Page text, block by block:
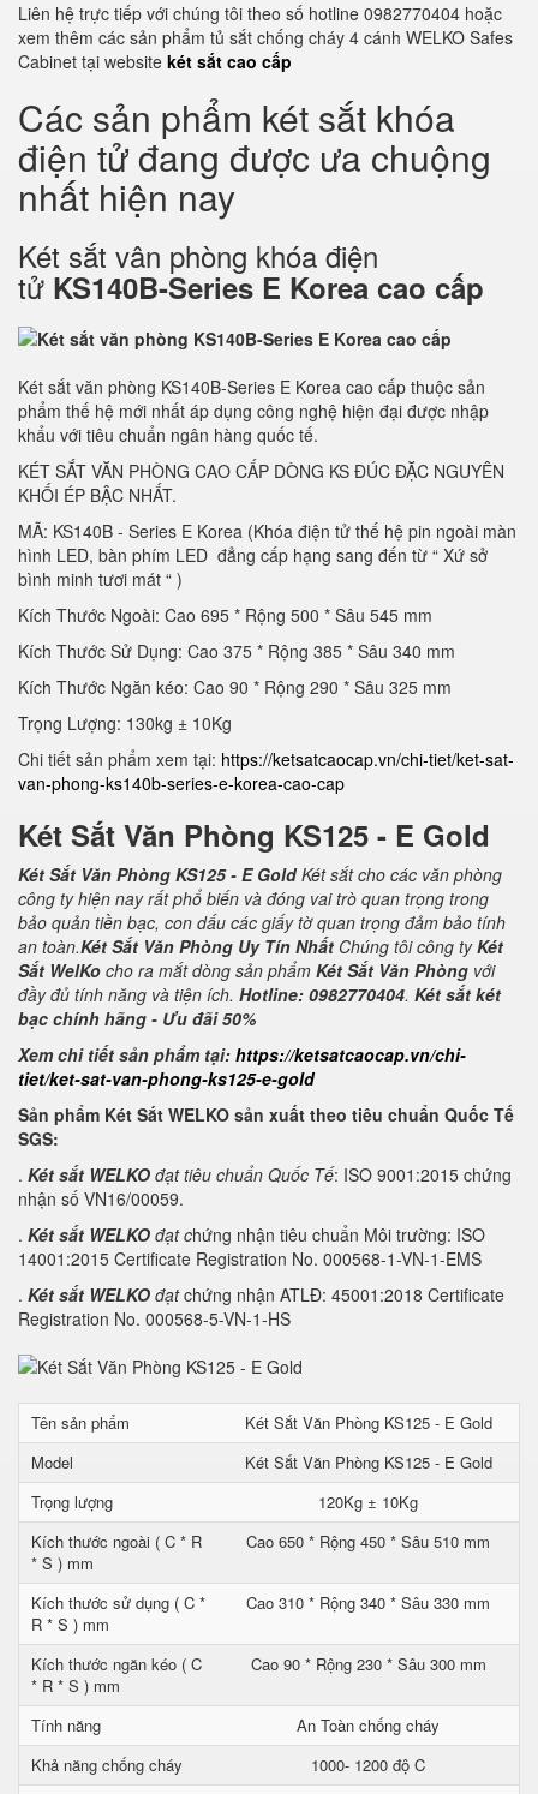
Liên hệ trực tiếp với chúng tôi theo số hotline 0982770404 hoặc
xem thêm các sản phẩm tủ sắt chống cháy 4 cánh WELKO Safes
Cabinet tại website két sắt cao cấp
Các sản phẩm két sắt khóa
điện tử đang được ưa chuộng
nhất hiện nay
Két sắt vân phòng khóa điện
tử KS140B-Series E Korea cao cấp
Két sắt văn phòng KS140B-Series E Korea cao cấp thuộc sản
phẩm thế hệ mới nhất áp dụng công nghệ hiện đại được nhập
khẩu với tiêu chuẩn ngân hàng quốc tế.
KÉT SẮT VĂN PHÒNG CAO CẤP DÒNG KS ĐÚC ĐẶC NGUYÊN
KHỐI ÉP BẬC NHẤT.
MÃ: KS140B - Series E Korea (Khóa điện tử thế hệ pin ngoài màn
hình LED, bàn phím LED đẳng cấp hạng sang đến từ “ Xứ sở
bình minh tươi mát “ )
Kích Thước Ngoài: Cao 695 * Rộng 500 * Sâu 545 mm
Kích Thước Sử Dụng: Cao 375 * Rộng 385 * Sâu 340 mm
Kích Thước Ngăn kéo: Cao 90 * Rộng 290 * Sâu 325 mm
Trọng Lượng: 130kg ± 10Kg
Chi tiết sản phẩm xem tại: https://ketsatcaocap.vn/chi-tiet/ket-sat-
van-phong-ks140b-series-e-korea-cao-cap
Két Sắt Văn Phòng KS125 - E Gold
Két Sắt Văn Phòng KS125 - E GoldKét sắt cho các văn phòng
công ty hiện nay rất phổ biến và đóng vai trò quan trọng trong
bảo quản tiền bạc, con dấu các giấy tờ quan trọng đảm bảo tính
an toàn.Két Sắt Văn Phòng Uy Tín Nhất Chúng tôi công tyKét
Sắt WelKo cho ra mắt dòng sản phẩm Két Sắt Văn Phòng với
đầy đủ tính năng và tiện ích. Hotline: 0982770404. Két sắt két
bạc chính hãng - Ưu đãi 50%
Xem chi tiết sản phẩm tại: https://ketsatcaocap.vn/chi-
tiet/ket-sat-van-phong-ks125-e-gold
Sản phẩm Két Sắt WELKO sản xuất theo tiêu chuẩn Quốc Tế
SGS:
. Két sắt WELKO đạt tiêu chuẩn Quốc Tế: ISO 9001:2015 chứng
nhận số VN16/00059.
. Két sắt WELKO đạt chứng nhận tiêu chuẩn Môi trường: ISO
14001:2015 Certificate Registration No. 000568-1-VN-1-EMS
. Két sắt WELKO đạtchứng nhận ATLĐ: 45001:2018 Certificate
Registration No. 000568-5-VN-1-HS
Tên sản phẩm
Két Sắt Văn Phòng KS125 - E Gold
Model
Két Sắt Văn Phòng KS125 - E Gold
Trọng lượng
120Kg ± 10Kg
Kích thước ngoài ( C * R
* S ) mm
Cao 650 * Rộng 450 * Sâu 510 mm
Kích thước sử dụng ( C *
R * S ) mm
Cao 310 * Rộng 340 * Sâu 330 mm
Kích thước ngăn kéo ( C
* R * S ) mm
Cao 90 * Rộng 230 * Sâu 300 mm
Tính năng
An Toàn chống cháy
Khả năng chống cháy
1000- 1200 độ C